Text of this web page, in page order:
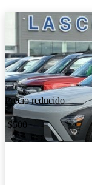
Precio reducido
-$500